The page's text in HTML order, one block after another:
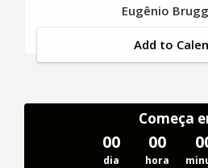
Eugênio
Add to
Começa
00
dia
00
hora